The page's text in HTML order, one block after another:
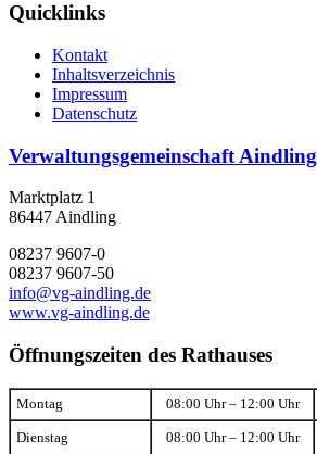
Quicklinks
Kontakt
Inhaltsverzeichnis
Impressum
Datenschutz
Verwaltungsgemeinschaft Aindling
Marktplatz 1
86447 Aindling
08237 9607-0
08237 9607-50
info@vg-aindling.de
www.vg-aindling.de
Öffnungszeiten des Rathauses
Montag 08:00 Uhr – 12:00 Uhr
Dienstag 08:00 Uhr – 12:00 Uhr